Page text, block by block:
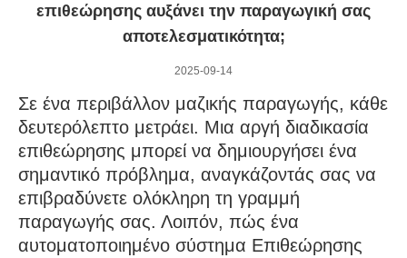
επιθεώρησης αυξάνει την παραγωγική σας
αποτελεσματικότητα;
2025-09-14
Σε ένα περιβάλλον μαζικής παραγωγής, κάθε
δευτερόλεπτο μετράει. Μια αργή διαδικασία
επιθεώρησης μπορεί να δημιουργήσει ένα
σημαντικό πρόβλημα, αναγκάζοντάς σας να
επιβραδύνετε ολόκληρη τη γραμμή
παραγωγής σας. Λοιπόν, πώς ένα
αυτοματοποιημένο σύστημα Επιθεώρησης